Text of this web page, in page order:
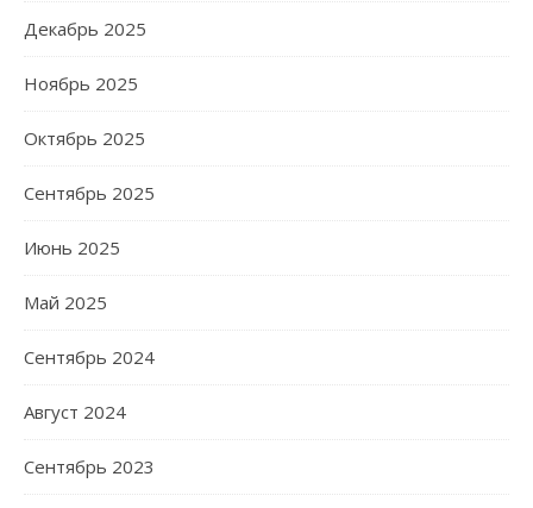
Декабрь 2025
Ноябрь 2025
Октябрь 2025
Сентябрь 2025
Июнь 2025
Май 2025
Сентябрь 2024
Август 2024
Сентябрь 2023